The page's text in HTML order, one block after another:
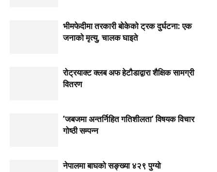
भीमफेदीमा तरकारी बोकेको ट्रक दुर्घटना: एक
जनाको मृत्यु, चालक घाइते
रोट्रयाक्ट क्लब अफ हेटौडाद्वारा शैक्षिक सामग्री
वितरण
’जबजमा अन्तर्निहित गतिशीलता’ विषयक विचार
गोष्ठी सम्पन्न
नेपालमा बाघको सङ्ख्या ४२९ पुग्यो